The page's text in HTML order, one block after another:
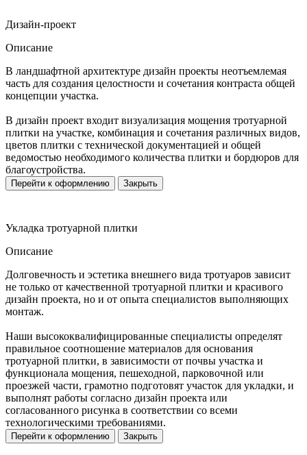
Дизайн-проект
Описание
В ландшафтной архитектуре дизайн проекты неотъемлемая
часть для создания целостности и сочетания контраста общей
концепции участка.
В дизайн проект входит визуализация мощения тротуарной
плитки на участке, комбинация и сочетания различных видов,
цветов плитки с технической документацией и общей
ведомостью необходимого количества плитки и бордюров для
благоустройства.
Перейти к оформлению Закрыть
Укладка тротуарной плитки
Описание
Долговечность и эстетика внешнего вида тротуаров зависит
не только от качественной тротуарной плитки и красивого
дизайн проекта, но и от опыта специалистов выполняющих
монтаж.
Наши высококвалифицированные специалисты определят
правильное соотношение материалов для основания
тротуарной плитки, в зависимости от почвы участка и
функционала мощения, пешеходной, парковочной или
проезжей части, грамотно подготовят участок для укладки, и
выполнят работы согласно дизайн проекта или
согласованного рисунка в соответствии со всеми
технологическими требованиями.
Перейти к оформлению Закрыть